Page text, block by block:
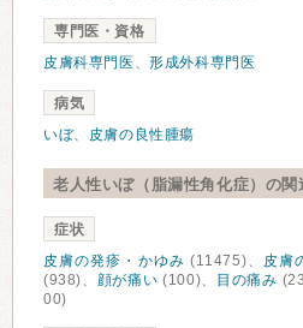
専門医・資格
皮膚科専門医 、形成外科専門医
病気
いぼ、 皮膚の良性腫瘍
老人性いぼ（脂漏性角化症）の関
症状
皮膚の発疹・かゆみ (11475)、 皮膚
(938)、 顔が痛い (100)、 目の痛み
00)